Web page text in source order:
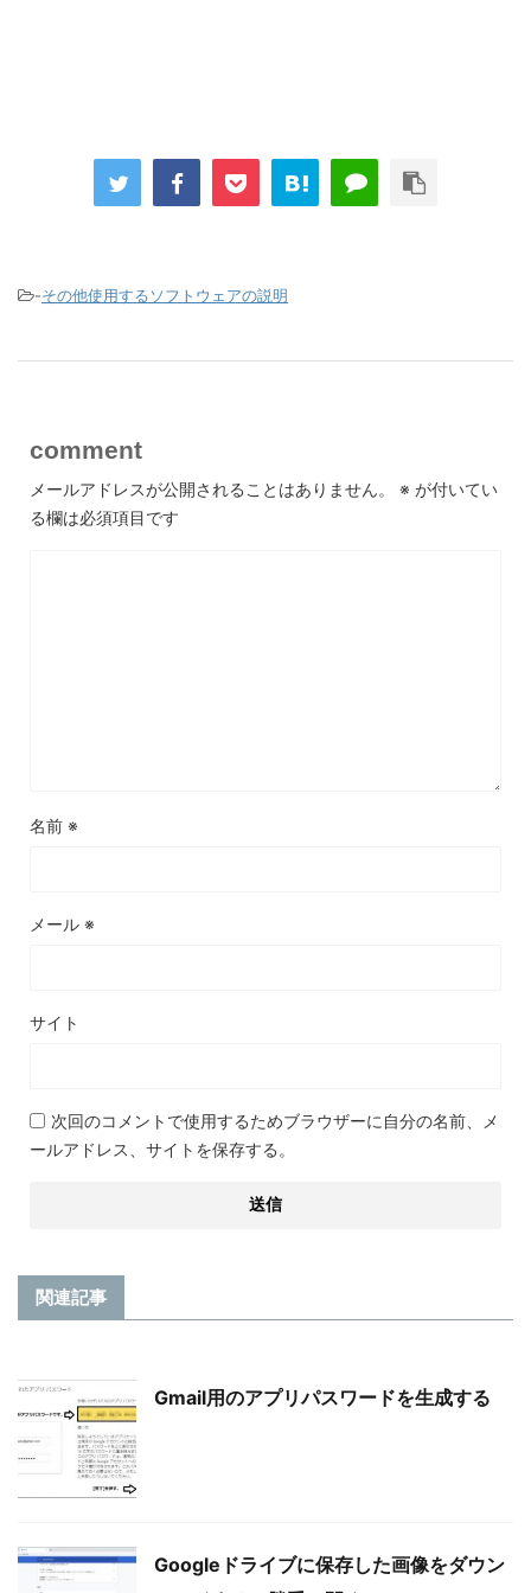
-その他使用するソフトウェアの説明
comment
メールアドレスが公開されることはありません。 ※ が付いてい
る欄は必須項目です
名前 ※
メール ※
サイト
次回のコメントで使用するためブラウザーに自分の名前、メ
ールアドレス、サイトを保存する。
関連記事
Gmail用のアプリパスワードを生成する
Googleドライブに保存した画像をダウン